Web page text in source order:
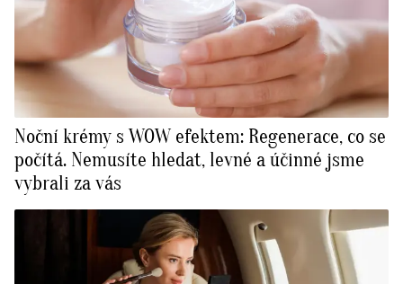
Noční krémy s WOW efektem: Regenerace, co se
počítá. Nemusíte hledat, levné a účinné jsme
vybrali za vás